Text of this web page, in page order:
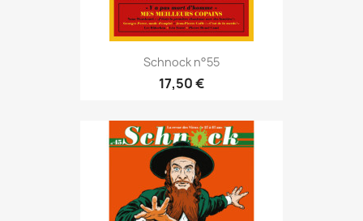
Schnock n°55
17,50 €